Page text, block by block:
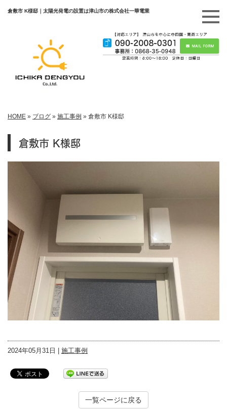
倉敷市 K様邸｜太陽光発電の設置は津山市の株式会社一華電業
HOME » ブログ » 施工事例 » 倉敷市 K様邸
倉敷市 K様邸
2024年05月31日 | 施工事例
一覧ページに戻る